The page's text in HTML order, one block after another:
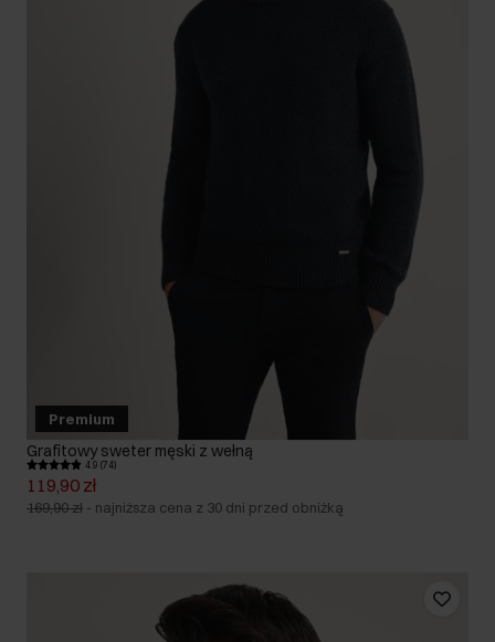
Premium
Grafitowy sweter męski z wełną
4.9 (74)
119,90 zł
169,90 zł - najniższa cena z 30 dni przed obniżką